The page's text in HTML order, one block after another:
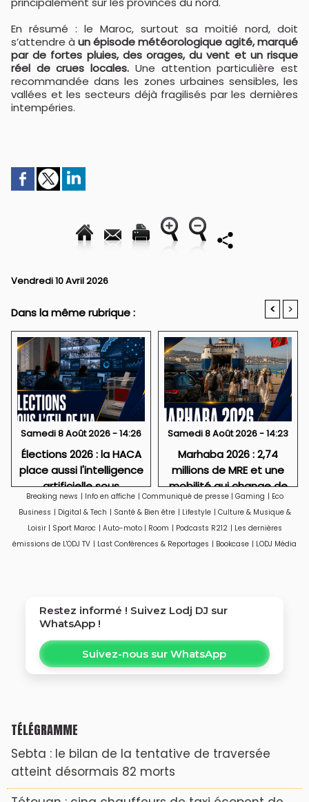
En résumé : le Maroc, surtout sa moitié nord, doit
s’attendre à un épisode météorologique agité, marqué
par de fortes pluies, des orages, du vent et un risque
réel de crues locales. Une attention particulière est
recommandée dans les zones urbaines sensibles, les
vallées et les secteurs déjà fragilisés par les dernières
intempéries.
Vendredi 10 Avril 2026
Dans la même rubrique : < >
Samedi 8 Août 2026 - 14:26
Élections 2026 : la HACA
place aussi l'intelligence
artificielle sous
surveillance
Samedi 8 Août 2026 - 14:23
Marhaba 2026 : 2,74
millions de MRE et une
mobilité qui change de
visage
Breaking news | Info en affiche | Communiqué de presse | Gaming | Eco
Business | Digital & Tech | Santé & Bien être | Lifestyle | Culture & Musique &
Loisir | Sport Maroc | Auto-moto | Room | Podcasts R212 | Les dernières
émissions de L'ODJ TV | Last Conférences & Reportages | Bookcase | LODJ Média
Restez informé ! Suivez Lodj DJ sur
WhatsApp !
Suivez-nous sur WhatsApp
TÉLÉGRAMME
Sebta : le bilan de la tentative de traversée
atteint désormais 82 morts